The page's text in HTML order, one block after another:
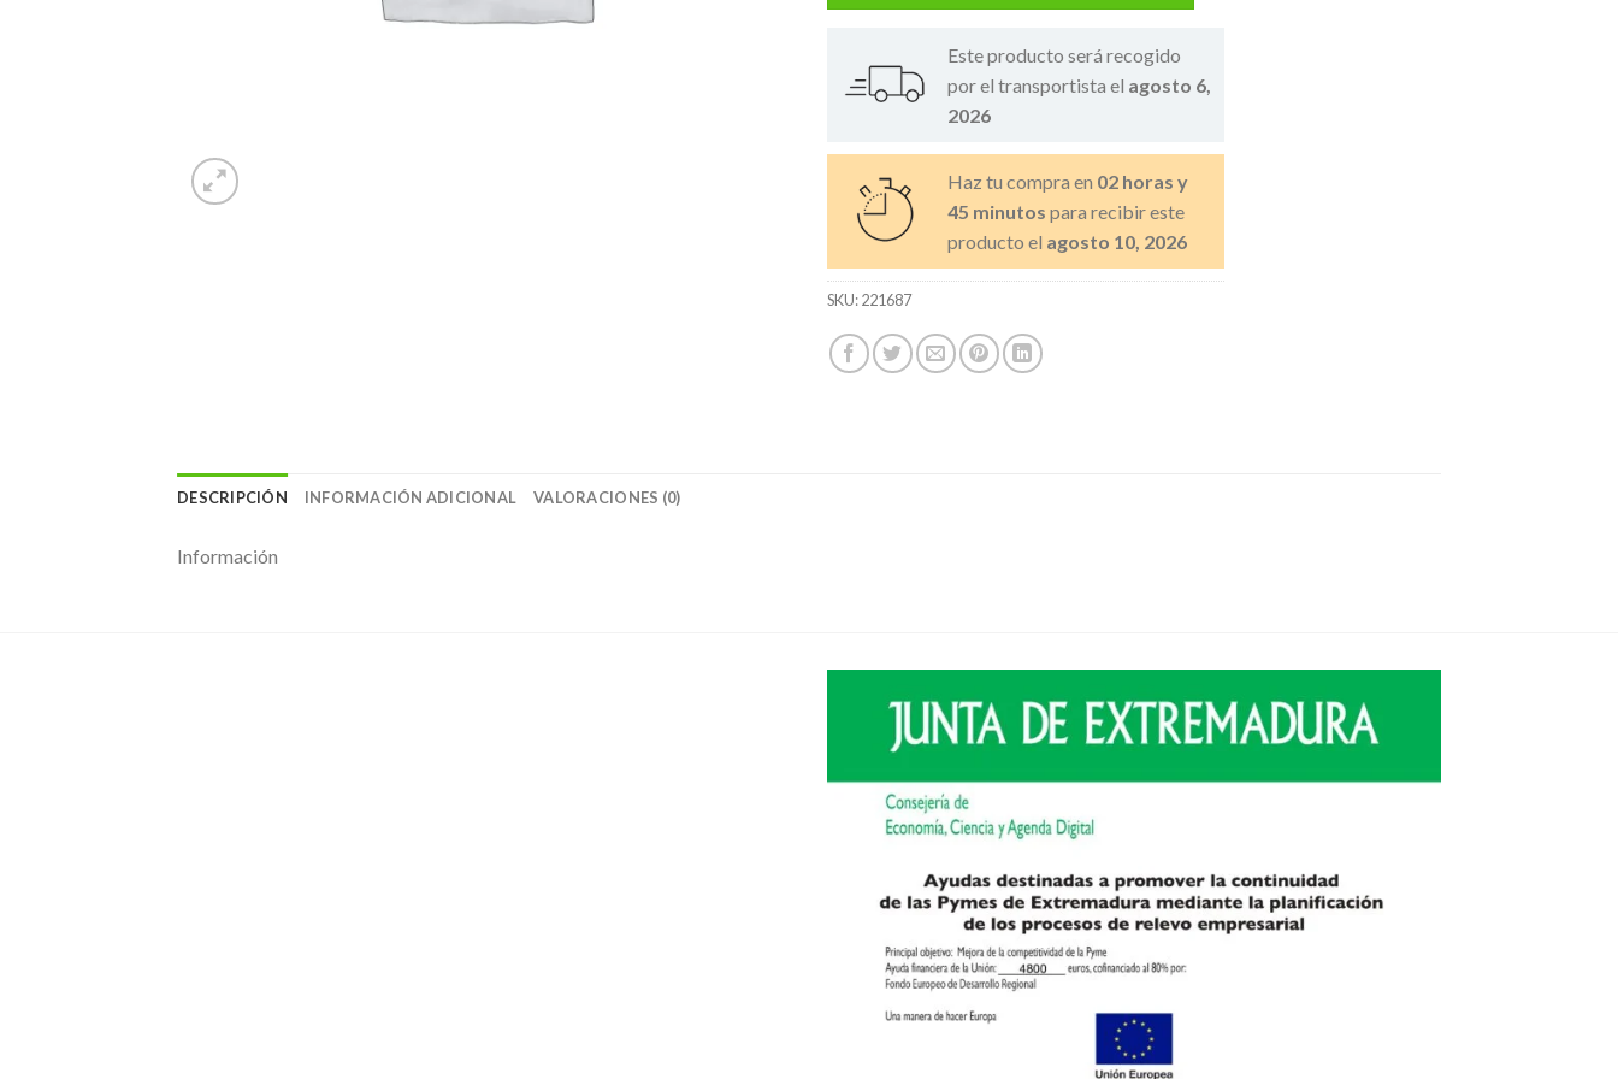
Este producto será recogido
por el transportista el agosto 6,
2026
Haz tu compra en 02 horas y
45 minutos para recibir este
producto el agosto 10, 2026
SKU:221687
DESCRIPCIÓN INFORMACIÓN ADICIONAL VALORACIONES (0)
Información